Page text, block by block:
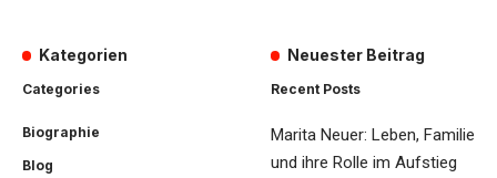
Kategorien
Categories
Biographie
Blog
Neuester Beitrag
Recent Posts
Marita Neuer: Leben, Familie
und ihre Rolle im Aufstieg